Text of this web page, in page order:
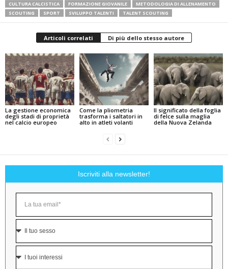
CULTURA CALCISTICA
FORMAZIONE GIOVANILE
METODOLOGIA DI ALLENAMENTO
SCOUTING
SPORT SVILUPPO TALENTI TALENT SCOUTING
Articoli correlati Di più dello stesso autore
La gestione economica
degli stadi di proprietà
nel calcio europeo
Come la pliometria
trasforma i saltatori in
alto in atleti volanti
Il significato della foglia
di felce sulla maglia
della Nuova Zelanda
Iscriviti alla newsletter!